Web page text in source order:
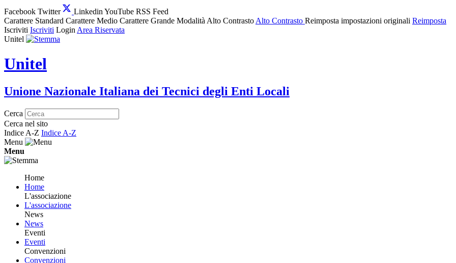
Facebook Twitter Linkedin YouTube RSS Feed
Carattere Standard Carattere Medio Carattere Grande Modalità Alto Contrasto Alto Contrasto Reimposta impostazioni originali Reimposta
Iscriviti Iscriviti Login Area Riservata
Unitel
Unitel
Unione Nazionale Italiana dei Tecnici degli Enti Locali
Cerca
Cerca nel sito
Indice A-Z Indice A-Z
Menu
Menu
Home
Home
L'associazione
L'associazione
News
News
Eventi
Eventi
Convenzioni
Convenzioni